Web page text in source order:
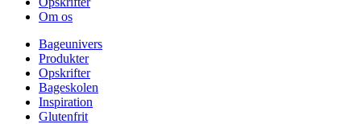
Om os
Bageunivers
Produkter
Opskrifter
Bageskolen
Inspiration
Glutenfrit